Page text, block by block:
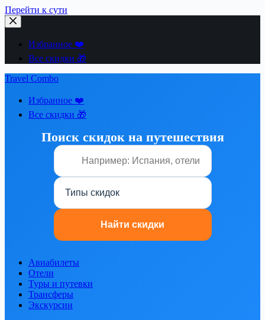
Перейти к сути
Избранное ❤️
Все скидки 🎁
Travel Combo
Избранное ❤️
Все скидки 🎁
Поиск скидок на путешествия
Авиабилеты
Отели
Туры и путевки
Трансферы
Экскурсии